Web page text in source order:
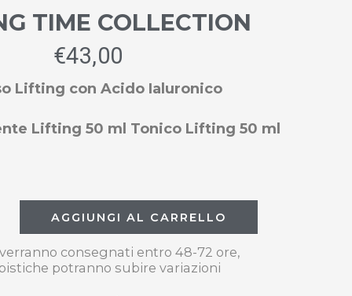
TIME COLLECTION
€43,00
Lifting con Acido Ialuronico
Lifting 50 ml Tonico Lifting 50 ml
AGGIUNGI AL CARRELLO
consegnati entro 48-72 ore,
potranno subire variazioni